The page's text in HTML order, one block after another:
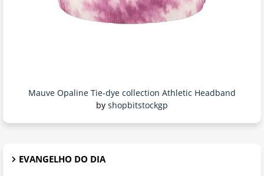
Mauve Opaline Tie-dye collection Athletic Headband
by shopbitstockgp
EVANGELHO DO DIA